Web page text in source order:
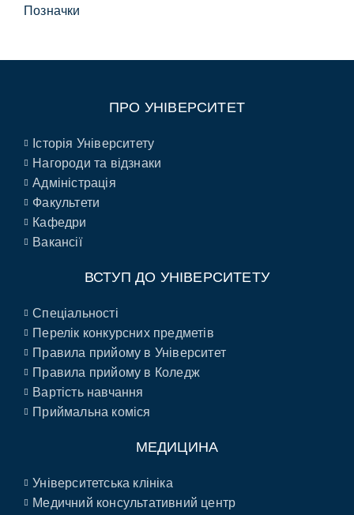
Позначки
ПРО УНІВЕРСИТЕТ
Історія Університету
Нагороди та відзнаки
Адміністрація
Факультети
Кафедри
Вакансії
ВСТУП ДО УНІВЕРСИТЕТУ
Спеціальності
Перелік конкурсних предметів
Правила прийому в Університет
Правила прийому в Коледж
Вартість навчання
Приймальна коміся
МЕДИЦИНА
Університетська клініка
Медичний консультативний центр